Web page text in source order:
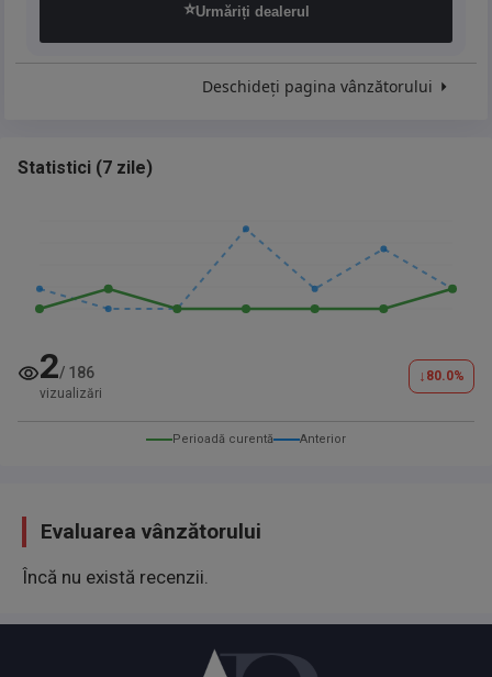
⭐Urmăriți dealerul
Deschideți pagina vânzătorului
Statistici (7 zile)
2/ 186
vizualizări
↓ 80.0%
Perioadă curentă Anterior
Evaluarea vânzătorului
Încă nu există recenzii.